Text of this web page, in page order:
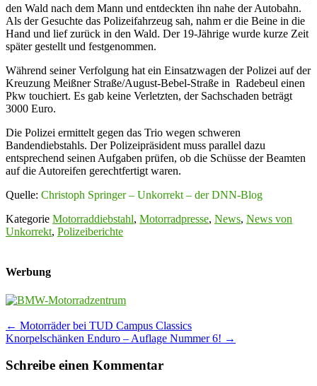
den Wald nach dem Mann und entdeckten ihn nahe der Autobahn.
Als der Gesuchte das Polizeifahrzeug sah, nahm er die Beine in die
Hand und lief zurück in den Wald. Der 19-Jährige wurde kurze Zeit
später gestellt und festgenommen.
Während seiner Verfolgung hat ein Einsatzwagen der Polizei auf der
Kreuzung Meißner Straße/August-Bebel-Straße in Radebeul einen
Pkw touchiert. Es gab keine Verletzten, der Sachschaden beträgt
3000 Euro.
Die Polizei ermittelt gegen das Trio wegen schweren
Bandendiebstahls. Der Polizeipräsident muss parallel dazu
entsprechend seinen Aufgaben prüfen, ob die Schüsse der Beamten
auf die Autoreifen gerechtfertigt waren.
Quelle: Christoph Springer – Unkorrekt – der DNN-Blog
Kategorie Motorraddiebstahl, Motorradpresse, News, News von
Unkorrekt, Polizeiberichte
Werbung
Post
navigation
← Motorräder bei TUD Campus Classics
Knorpelschänken Enduro – Auflage Nummer 6! →
Schreibe einen Kommentar